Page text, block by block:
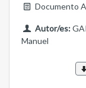
Documento
Autor/es:
Manuel